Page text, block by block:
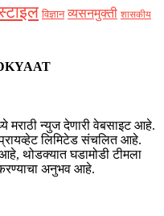
विज्ञान व्यसनमुक्ती शासकीय
मराठी न्युज देणारी वेबसाइट आहे.
प्रायव्हेट लिमिटेड संचलित आहे.
थोडक्यात घडामोडी टीमला
अनुभव आहे.